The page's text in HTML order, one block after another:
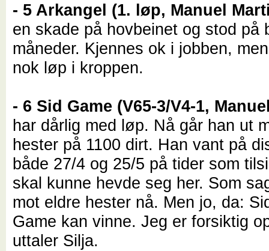
- 5 Arkangel (1. løp, Manuel
en skade på hovbeinet og stod på
måneder. Kjennes ok i jobben,
nok løp i kroppen.
- 6 Sid Game (V65-3/V4-1,
har dårlig med løp. Nå går han ut
hester på 1100 dirt. Han vant på
både 27/4 og 25/5 på tider som
skal kunne hevde seg her. Som
mot eldre hester nå. Men jo, da:
Game kan vinne. Jeg er forsiktig
uttaler Silja.